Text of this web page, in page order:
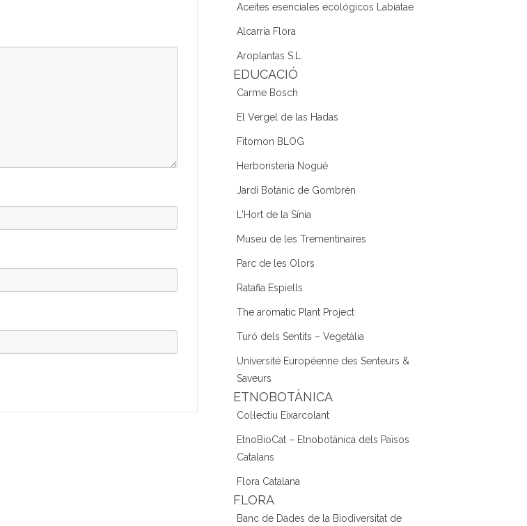
Aceites esenciales ecológicos Labiatae
Alcarria Flora
Aroplantas S.L.
EDUCACIÓ
Carme Bosch
El Vergel de las Hadas
Fitomon BLOG
Herboristeria Nogué
Jardí Botànic de Gombrèn
L'Hort de la Sínia
Museu de les Trementinaires
Parc de les Olors
Ratafia Espiells
The aromatic Plant Project
Turó dels Sentits – Vegetàlia
Université Européenne des Senteurs &
Saveurs
ETNOBOTÀNICA
Col·lectiu Eixarcolant
EtnoBioCat – Etnobotànica dels Països
Catalans
Flora Catalana
FLORA
Banc de Dades de la Biodiversitat de